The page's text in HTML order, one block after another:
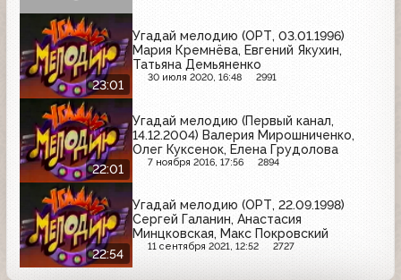
23:01
Угадай мелодию (ОРТ, 03.01.1996)
Мария Кремнёва, Евгений Якухин,
Татьяна Демьяненко
30 июля 2020, 16:48 2991
22:01
Угадай мелодию (Первый канал,
14.12.2004) Валерия Мирошниченко,
Олег Куксенок, Елена Грудолова
7 ноября 2016, 17:56 2894
22:54
Угадай мелодию (ОРТ, 22.09.1998)
Сергей Галанин, Анастасия
Минцковская, Макс Покровский
11 сентября 2021, 12:52 2727